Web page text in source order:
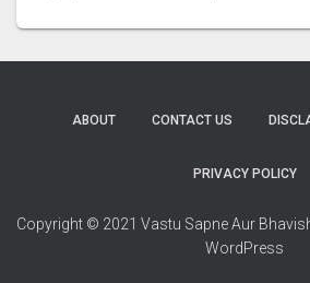
ABOUT CONTACT US
PRIVACY POLICY
Copyright © 2021 Vastu Sapne Aur
WordPress